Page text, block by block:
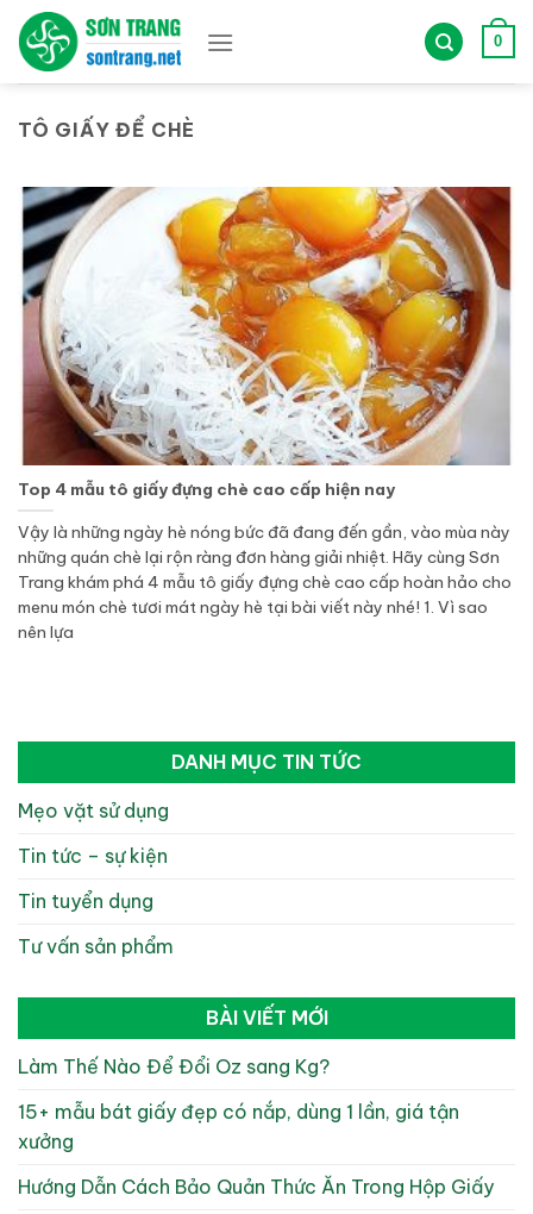
qua
0
TÔ GIẤY ĐỂ CHÈ
Top 4 mẫu tô giấy đựng chè cao cấp hiện nay
Vậy là những ngày hè nóng bức đã đang đến gần, vào mùa này
những quán chè lại rộn ràng đơn hàng giải nhiệt. Hãy cùng Sơn
Trang khám phá 4 mẫu tô giấy đựng chè cao cấp hoàn hảo cho
menu món chè tươi mát ngày hè tại bài viết này nhé! 1. Vì sao
nên lựa
DANH MỤC TIN TỨC
Mẹo vặt sử dụng
Tin tức – sự kiện
Tin tuyển dụng
Tư vấn sản phẩm
BÀI VIẾT MỚI
Làm Thế Nào Để Đổi Oz sang Kg?
15+ mẫu bát giấy đẹp có nắp, dùng 1 lần, giá tận
xưởng
Hướng Dẫn Cách Bảo Quản Thức Ăn Trong Hộp Giấy